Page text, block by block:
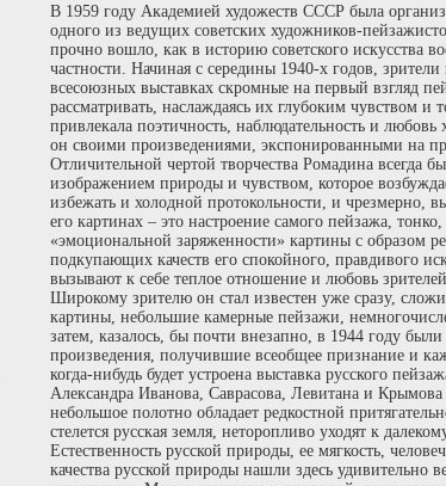
В 1959 году Академией художеств СССР была
одного из ведущих советских художников-
прочно вошло, как в историю советского искусства
частности. Начиная с середины 1940-х годов,
всесоюзных выставках скромные на первый взгляд
рассматривать, наслаждаясь их глубоким чувством
привлекала поэтичность, наблюдательность и
он своими произведениями, экспонированными на
Отличительной чертой творчества Ромадина всегда
изображением природы и чувством, которое
избежать и холодной протокольности, и чрезмерно,
его картинах – это настроение самого пейзажа,
«эмоциональной заряженности» картины с образом
подкупающих качеств его спокойного, правдивого
вызывают к себе теплое отношение и любовь
Широкому зрителю он стал известен уже сразу,
картины, небольшие камерные пейзажи,
затем, казалось, бы почти внезапно, в 1944 году
произведения, получившие всеобщее признание и
когда-нибудь будет устроена выставка русского
Александра Иванова, Саврасова, Левитана и
небольшое полотно обладает редкостной
стелется русская земля, неторопливо уходят к
Естественность русской природы, ее мягкость,
качества русской природы нашли здесь удивительно